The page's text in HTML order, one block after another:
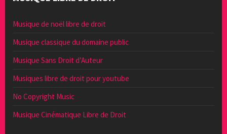
Musique de noël libre de droit
Musique classique du domaine public
Musique Sans Droit d’Auteur
Musiques libre de droit pour youtube
No Copyright Music
Musique Cinématique Libre de Droit